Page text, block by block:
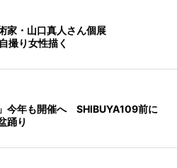
家・山口真人さん個展
撮り女性描く
」今年も開催へ SHIBUYA109前に
踊り